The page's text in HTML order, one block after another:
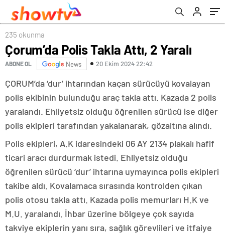
235 okunma
Çorum’da Polis Takla Attı, 2 Yaralı
ABONE OL News 20 Ekim 2024 22:42
ÇORUM’da ‘dur’ ihtarından kaçan sürücüyü kovalayan
polis ekibinin bulunduğu araç takla attı. Kazada 2 polis
yaralandı. Ehliyetsiz olduğu öğrenilen sürücü ise diğer
polis ekipleri tarafından yakalanarak, gözaltına alındı.
Polis ekipleri, A.K idaresindeki 06 AY 2134 plakalı hafif
ticari aracı durdurmak istedi. Ehliyetsiz olduğu
öğrenilen sürücü ‘dur’ ihtarına uymayınca polis ekipleri
takibe aldı. Kovalamaca sırasında kontrolden çıkan
polis otosu takla attı. Kazada polis memurları H.K ve
M.U. yaralandı. İhbar üzerine bölgeye çok sayıda
takviye ekiplerin yanı sıra, sağlık görevlileri ve itfaiye